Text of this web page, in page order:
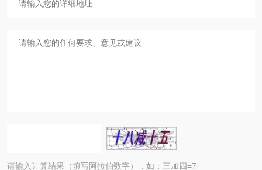
请输入计算结果（填写阿拉伯数字），如：三加四=7